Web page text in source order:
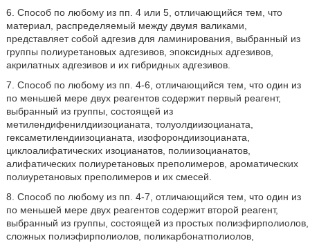
6. Способ по любому из пп. 4 или 5, отличающийся тем, что
материал, распределяемый между двумя валиками,
представляет собой адгезив для ламинирования, выбранный из
группы полиуретановых адгезивов, эпоксидных адгезивов,
акрилатных адгезивов и их гибридных адгезивов.
7. Способ по любому из пп. 4-6, отличающийся тем, что один из
по меньшей мере двух реагентов содержит первый реагент,
выбранный из группы, состоящей из
метилендифенилдиизоцианата, толуолдиизоцианата,
гексаметилендиизоцианата, изофорондиизоцианата,
циклоалифатических изоцианатов, полиизоцианатов,
алифатических полиуретановых преполимеров, ароматических
полиуретановых преполимеров и их смесей.
8. Способ по любому из пп. 4-7, отличающийся тем, что один из
по меньшей мере двух реагентов содержит второй реагент,
выбранный из группы, состоящей из простых полиэфирполиолов,
сложных полиэфирполиолов, поликарбонатполиолов,